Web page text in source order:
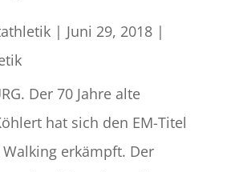
| Juni 29, 2018|
Der 70 Jahre alte
hat sich den EM-Titel
erkämpft. Der